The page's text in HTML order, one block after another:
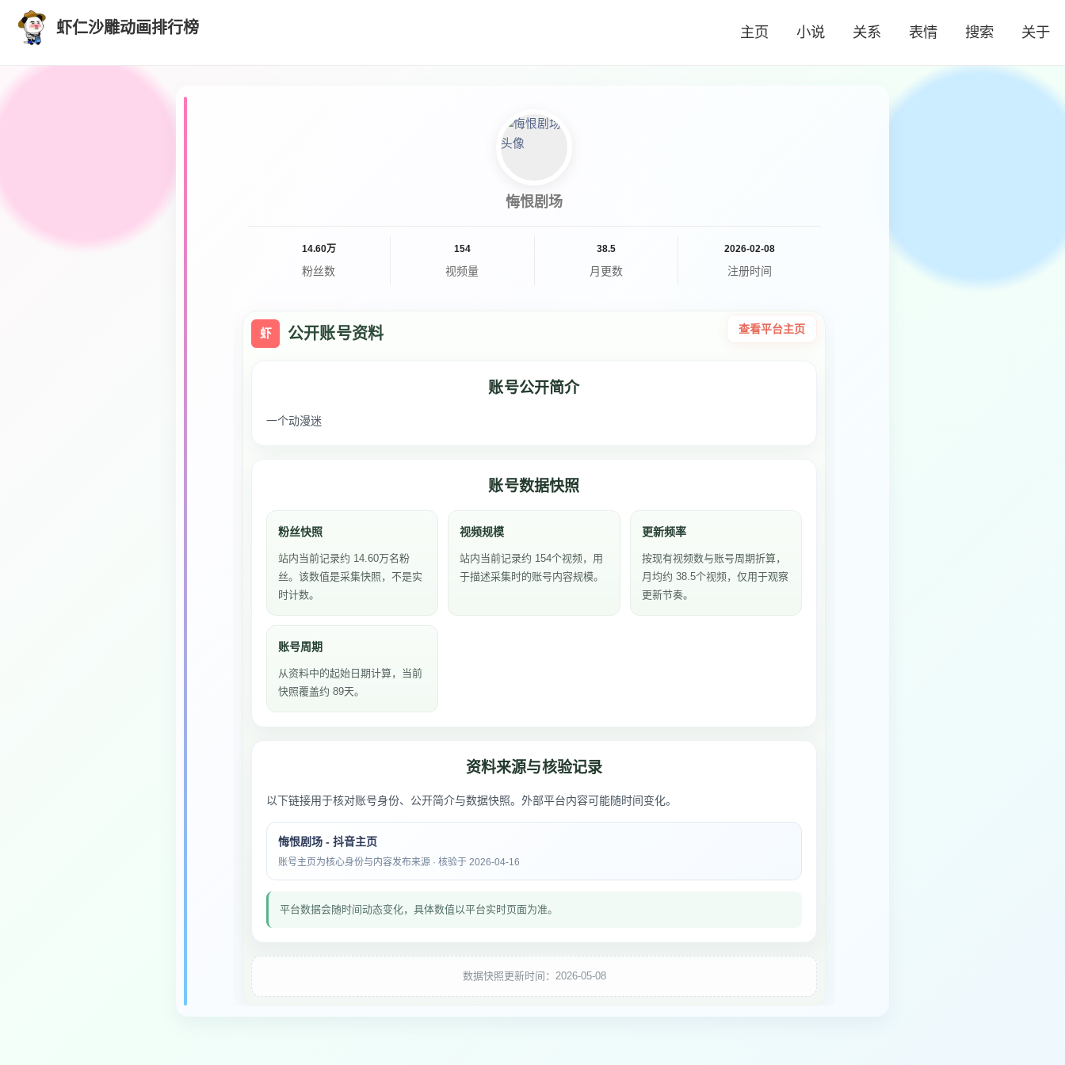
虾仁沙雕动画排行榜 主页 小说 关系 表情 搜索 关于
悔恨剧场
14.60万
粉丝数
154
视频量
38.5
月更数
2026-02-08
注册时间
虾 公开账号资料 查看平台主页
账号公开简介
一个动漫迷
账号数据快照
粉丝快照
站内当前记录约 14.60万名粉
丝。该数值是采集快照，不是实
时计数。
视频规模
站内当前记录约 154个视频，用
于描述采集时的账号内容规模。
更新频率
按现有视频数与账号周期折算，
月均约 38.5个视频，仅用于观察
更新节奏。
账号周期
从资料中的起始日期计算，当前
快照覆盖约 89天。
资料来源与核验记录
以下链接用于核对账号身份、公开简介与数据快照。外部平台内容可能随时间变化。
悔恨剧场 - 抖音主页
账号主页为核心身份与内容发布来源 · 核验于 2026-04-16
平台数据会随时间动态变化，具体数值以平台实时页面为准。
数据快照更新时间：2026-05-08